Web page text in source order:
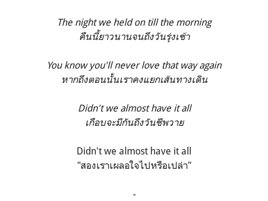
The night we held on till the morning
คืนนี้ยาวนานจนถึงวันรุ่งเช้า
You know you'll never love that way again
หากถึงตอนนั้นเราคงแยกเส้นทางเดิน
Didn't we almost have it all
เกือบจะมีกันถึงวันชีพวาย
Didn't we almost have it all
"สองเราเผลอใจไปหรือเปล่า"
-